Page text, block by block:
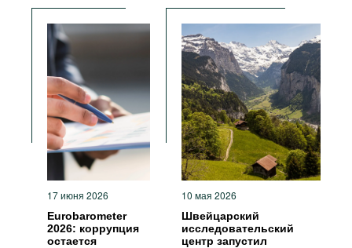
17 июня 2026
Eurobarometer
2026: коррупция
остается
10 мая 2026
Швейцарский
исследовательский
центр запустил